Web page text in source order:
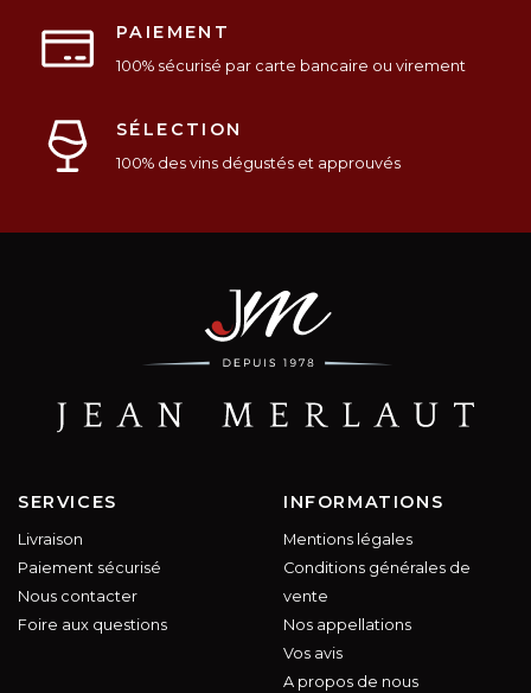
PAIEMENT
100% sécurisé par carte bancaire ou virement
SÉLECTION
100% des vins dégustés et approuvés
SERVICES
Livraison
Paiement sécurisé
Nous contacter
Foire aux questions
INFORMATIONS
Mentions légales
Conditions générales de
vente
Nos appellations
Vos avis
A propos de nous